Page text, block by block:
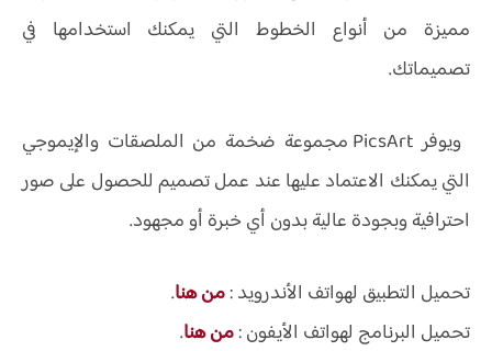
مميزة من أنواع الخطوط التي يمكنك استخدامها في
تصميماتك.
ويوفر PicsArt مجموعة ضخمة من الملصقات والإيموجي
التي يمكنك الاعتماد عليها عند عمل تصميم للحصول على صور
احترافية وبجودة عالية بدون أي خبرة أو مجهود.
تحميل التطبيق لهواتف الأندرويد :من هنا.
تحميل البرنامج لهواتف الأيفون :من هنا.